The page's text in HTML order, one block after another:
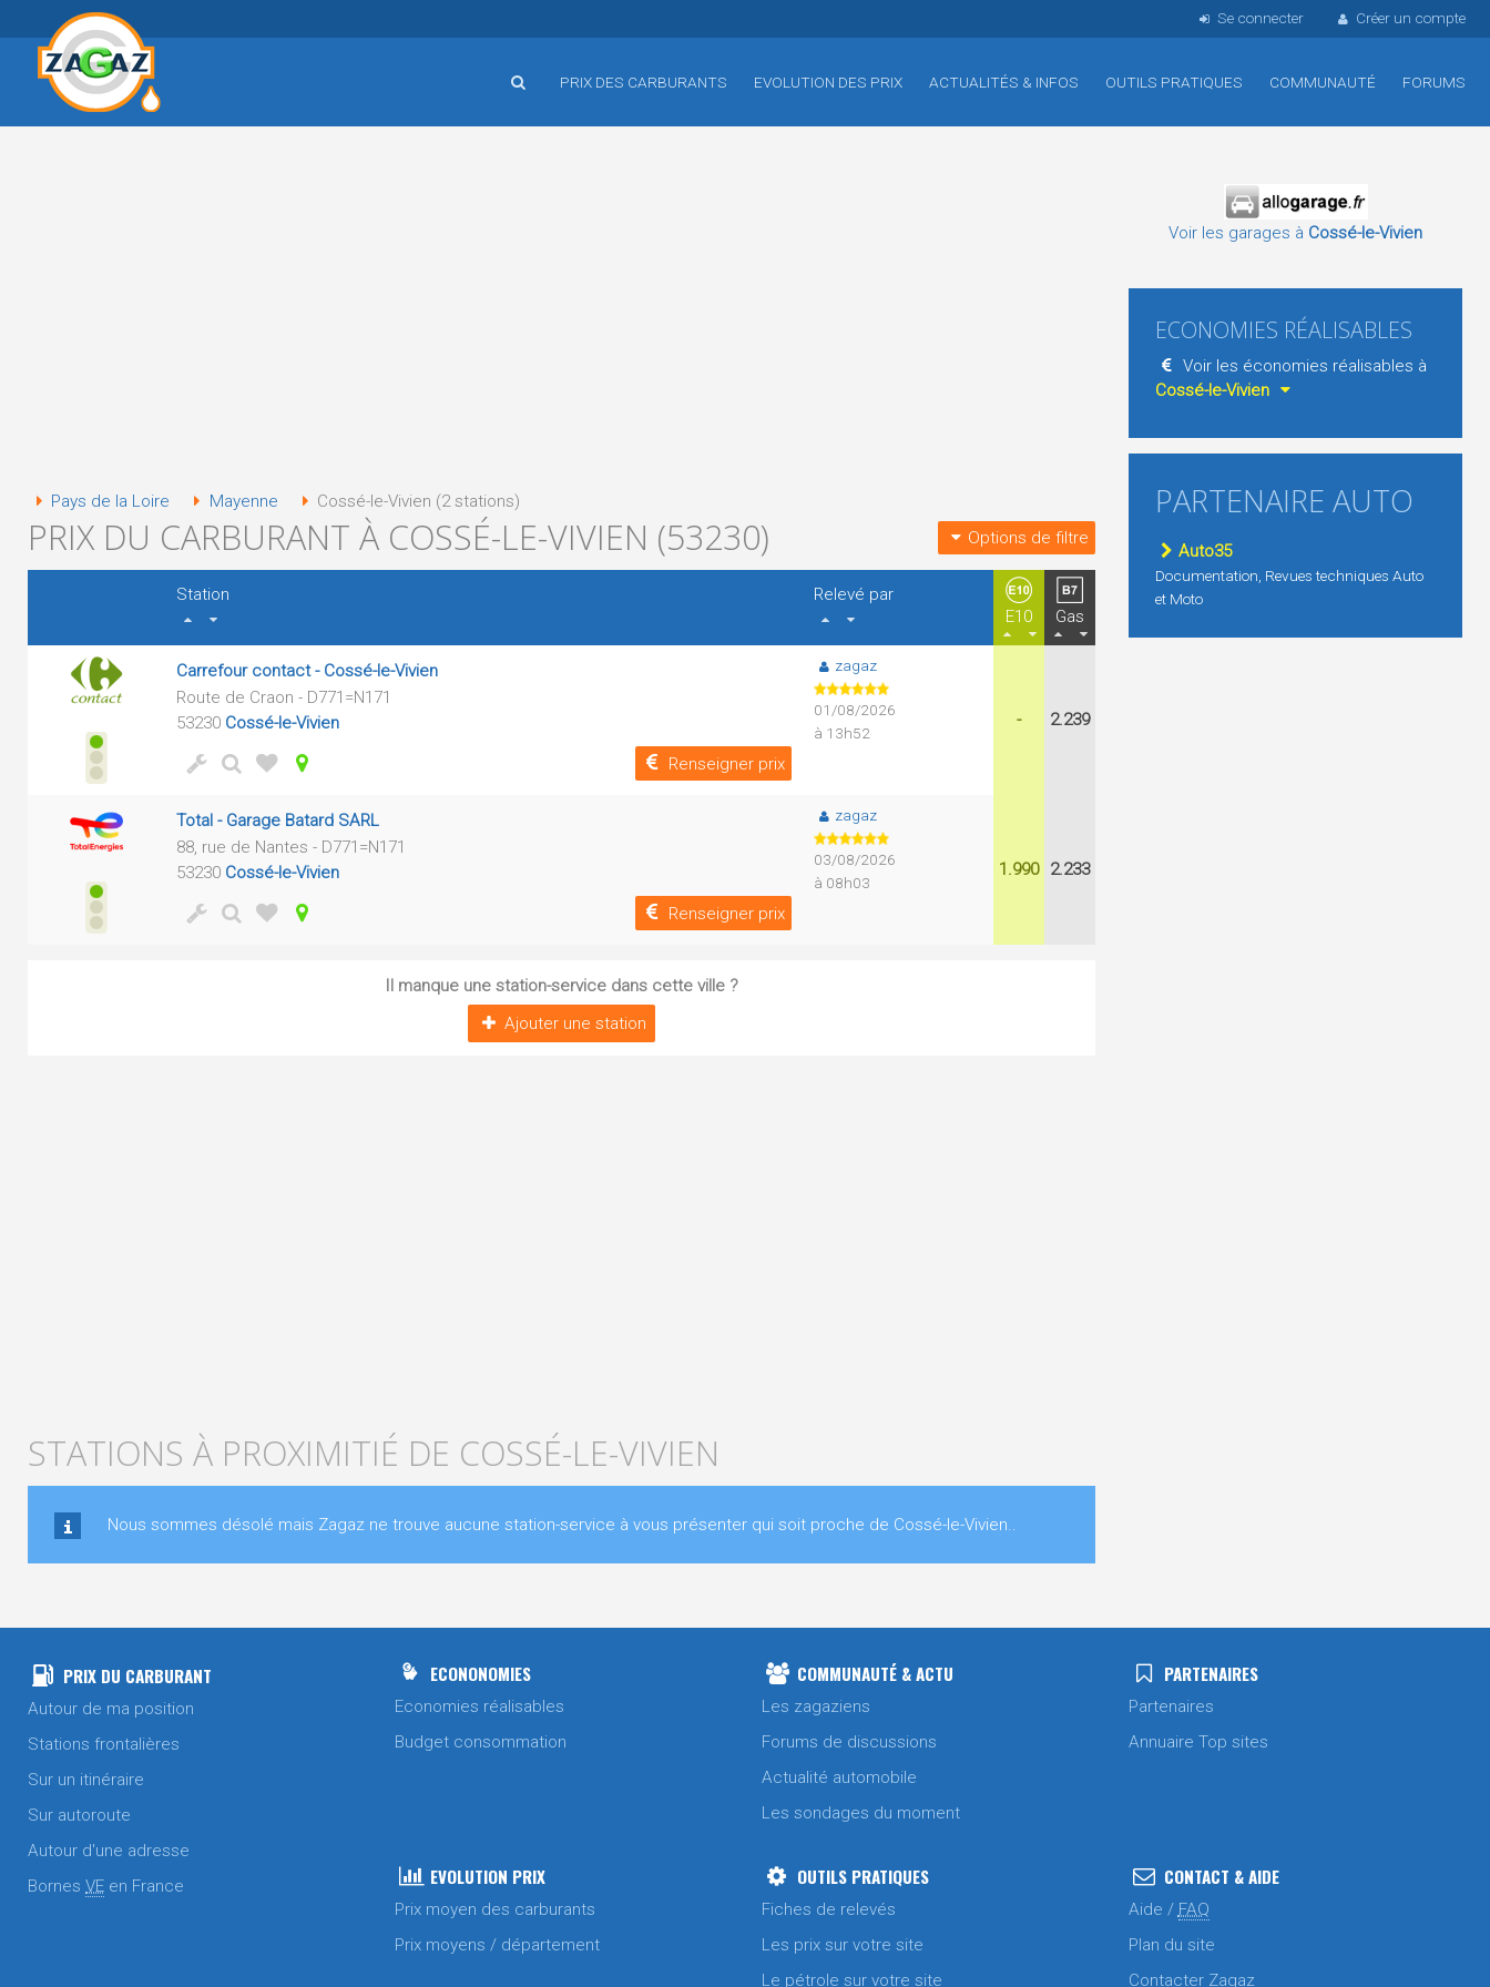
Se connecter Créer un compte
PRIX DES CARBURANTS EVOLUTION DES PRIX ACTUALITÉS & INFOS OUTILS PRATIQUES COMMUNAUTÉ FORUMS
Pays de la Loire Mayenne Cossé-le-Vivien (2 stations)
PRIX DU CARBURANT À COSSÉ-LE-VIVIEN (53230) Options de filtre
Station
Relevé par
E10
Gas
Carrefour contact - Cossé-le-Vivien
Route de Craon - D771=N171
53230 Cossé-le-Vivien
Renseigner prix
zagaz
01/08/2026
à 13h52
- 2.239
Total - Garage Batard SARL
88, rue de Nantes - D771=N171
53230 Cossé-le-Vivien
Renseigner prix
zagaz
03/08/2026
à 08h03
1.990 2.233
Il manque une station-service dans cette ville ?
Ajouter une station
STATIONS À PROXIMITIÉ DE COSSÉ-LE-VIVIEN
Nous sommes désolé mais Zagaz ne trouve aucune station-service à vous présenter qui soit proche de Cossé-le-Vivien..
Voir les garages à Cossé-le-Vivien
ECONOMIES RÉALISABLES
Voir les économies réalisables à
Cossé-le-Vivien
PARTENAIRE AUTO
Auto35
Documentation, Revues techniques Auto
et Moto
PRIX DU CARBURANT
Autour de ma position
Stations frontalières
Sur un itinéraire
Sur autoroute
Autour d'une adresse
Bornes VE en France
ECONONOMIES
Economies réalisables
Budget consommation
COMMUNAUTÉ & ACTU
Les zagaziens
Forums de discussions
Actualité automobile
Les sondages du moment
PARTENAIRES
Partenaires
Annuaire Top sites
EVOLUTION PRIX
Prix moyen des carburants
Prix moyens / département
OUTILS PRATIQUES
Fiches de relevés
Les prix sur votre site
Le pétrole sur votre site
CONTACT & AIDE
Aide / FAQ
Plan du site
Contacter Zagaz